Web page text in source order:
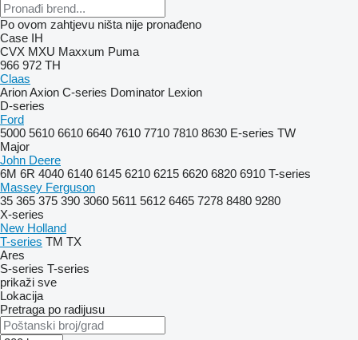
Po ovom zahtjevu ništa nije pronađeno
Case IH
CVX MXU Maxxum Puma
966 972 TH
Claas
ArionAxion C-series Dominator Lexion
D-series
Ford
5000 5610 6610 6640 7610 7710 7810 8630 E-series TW
Major
John Deere
6M 6R 4040 6140 6145 6210 6215 6620 6820 6910 T-series
Massey Ferguson
35 365 375 390 3060 5611 5612 6465 7278 8480 9280
X-series
New Holland
T-series TM TX
Ares
S-series T-series
prikaži sve
Lokacija
Pretraga po radijusu